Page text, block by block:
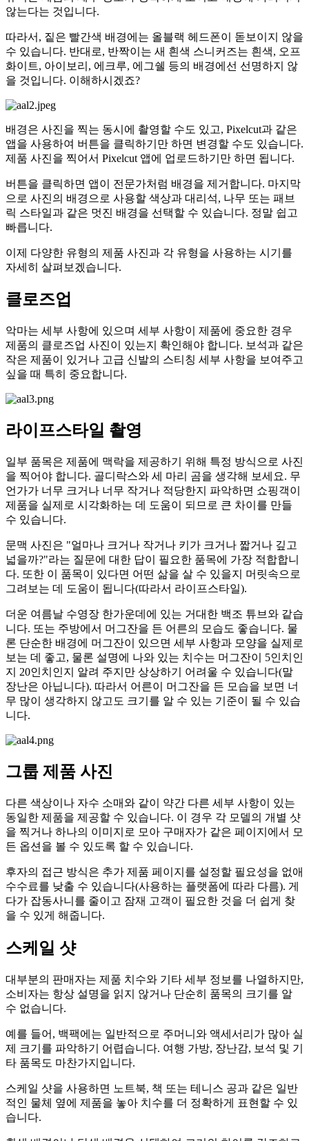
않는다는 것입니다.
따라서, 짙은 빨간색 배경에는 올블랙 헤드폰이 돋보이지 않을
수 있습니다. 반대로, 반짝이는 새 흰색 스니커즈는 흰색, 오프
화이트, 아이보리, 에크루, 에그쉘 등의 배경에선 선명하지 않
을 것입니다. 이해하시겠죠?
배경은 사진을 찍는 동시에 촬영할 수도 있고, Pixelcut과 같은
앱을 사용하여 버튼을 클릭하기만 하면 변경할 수도 있습니다.
제품 사진을 찍어서 Pixelcut 앱에 업로드하기만 하면 됩니다.
버튼을 클릭하면 앱이 전문가처럼 배경을 제거합니다. 마지막
으로 사진의 배경으로 사용할 색상과 대리석, 나무 또는 패브
릭 스타일과 같은 멋진 배경을 선택할 수 있습니다. 정말 쉽고
빠릅니다.
이제 다양한 유형의 제품 사진과 각 유형을 사용하는 시기를
자세히 살펴보겠습니다.
클로즈업
악마는 세부 사항에 있으며 세부 사항이 제품에 중요한 경우
제품의 클로즈업 사진이 있는지 확인해야 합니다. 보석과 같은
작은 제품이 있거나 고급 신발의 스티칭 세부 ​​사항을 보여주고
싶을 때 특히 중요합니다.
라이프스타일 촬영
일부 품목은 제품에 맥락을 제공하기 위해 특정 방식으로 사진
을 찍어야 합니다. 골디락스와 세 마리 곰을 생각해 보세요. 무
언가가 너무 크거나 너무 작거나 적당한지 파악하면 쇼핑객이
제품을 실제로 시각화하는 데 도움이 되므로 큰 차이를 만들
수 있습니다.
문맥 사진은 "얼마나 크거나 작거나 키가 크거나 짧거나 깊고
넓을까?"라는 질문에 대한 답이 필요한 품목에 가장 적합합니
다. 또한 이 품목이 있다면 어떤 삶을 살 수 있을지 머릿속으로
그려보는 데 도움이 됩니다(따라서 라이프스타일).
더운 여름날 수영장 한가운데에 있는 거대한 백조 튜브와 같습
니다. 또는 주방에서 머그잔을 든 어른의 모습도 좋습니다. 물
론 단순한 배경에 머그잔이 있으면 세부 사항과 모양을 실제로
보는 데 좋고, 물론 설명에 나와 있는 치수는 머그잔이 5인치인
지 20인치인지 알려 주지만 상상하기 어려울 수 있습니다(말
장난은 아닙니다). 따라서 어른이 머그잔을 든 모습을 보면 너
무 많이 생각하지 않고도 크기를 알 수 있는 기준이 될 수 있습
니다.
그룹 제품 사진
다른 색상이나 자수 소매와 같이 약간 다른 세부 사항이 있는
동일한 제품을 제공할 수 있습니다. 이 경우 각 모델의 개별 샷
을 찍거나 하나의 이미지로 모아 구매자가 같은 페이지에서 모
든 옵션을 볼 수 있도록 할 수 있습니다.
후자의 접근 방식은 추가 제품 페이지를 설정할 필요성을 없애
수수료를 낮출 수 있습니다(사용하는 플랫폼에 따라 다름). 게
다가 잡동사니를 줄이고 잠재 고객이 필요한 것을 더 쉽게 찾
을 수 있게 해줍니다.
스케일 샷
대부분의 판매자는 제품 치수와 기타 세부 정보를 나열하지만,
​​소비자는 항상 설명을 읽지 않거나 단순히 품목의 크기를 알
수 없습니다.
예를 들어, 백팩에는 일반적으로 주머니와 액세서리가 많아 실
제 크기를 파악하기 어렵습니다. 여행 가방, 장난감, 보석 및 기
타 품목도 마찬가지입니다.
스케일 샷을 사용하면 노트북, 책 또는 테니스 공과 같은 일반
적인 물체 옆에 제품을 놓아 치수를 더 정확하게 표현할 수 있
습니다.